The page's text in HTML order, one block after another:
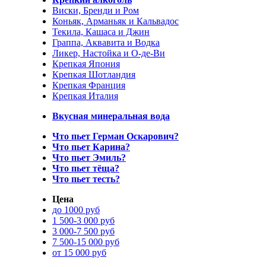
Виски, Бренди и Ром
Коньяк, Арманьяк и Кальвадос
Текила, Кашаса и Джин
Граппа, Аквавита и Водка
Ликер, Настойка и О-де-Ви
Крепкая Япония
Крепкая Шотландия
Крепкая Франция
Крепкая Италия
Вкусная минеральная вода
Что пьет Герман Оскарович?
Что пьет Карина?
Что пьет Эмиль?
Что пьет тёща?
Что пьет тесть?
Цена
до 1000 руб
1 500-3 000 руб
3 000-7 500 руб
7 500-15 000 руб
от 15 000 руб